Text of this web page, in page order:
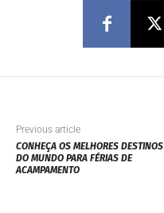
Previous article
CONHEÇA OS MELHORES DESTINOS
DO MUNDO PARA FÉRIAS DE
ACAMPAMENTO